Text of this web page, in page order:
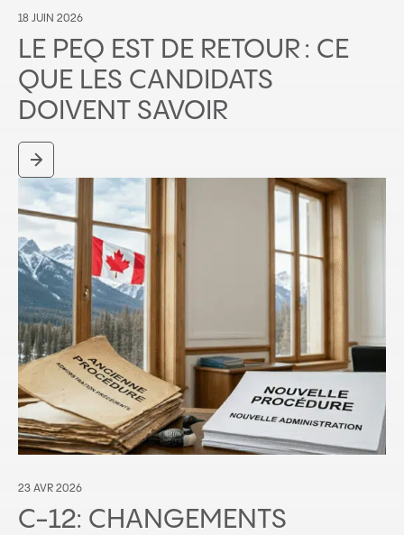
18 JUIN 2026
LE PEQ EST DE RETOUR : CE
QUE LES CANDIDATS
DOIVENT SAVOIR
23 AVR 2026
C-12: CHANGEMENTS